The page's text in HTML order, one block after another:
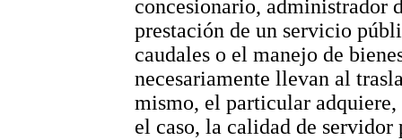
concesionario, administrador
prestación de un servicio
caudales o el manejo de
necesariamente llevan al
mismo, el particular
el caso, la calidad de